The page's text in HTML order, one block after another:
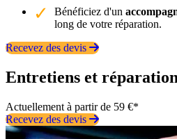
Bénéficiez d'un
long de votre réparation.
Recevez des devis
Entretiens et
Actuellement à partir de 59 €*
Recevez des devis